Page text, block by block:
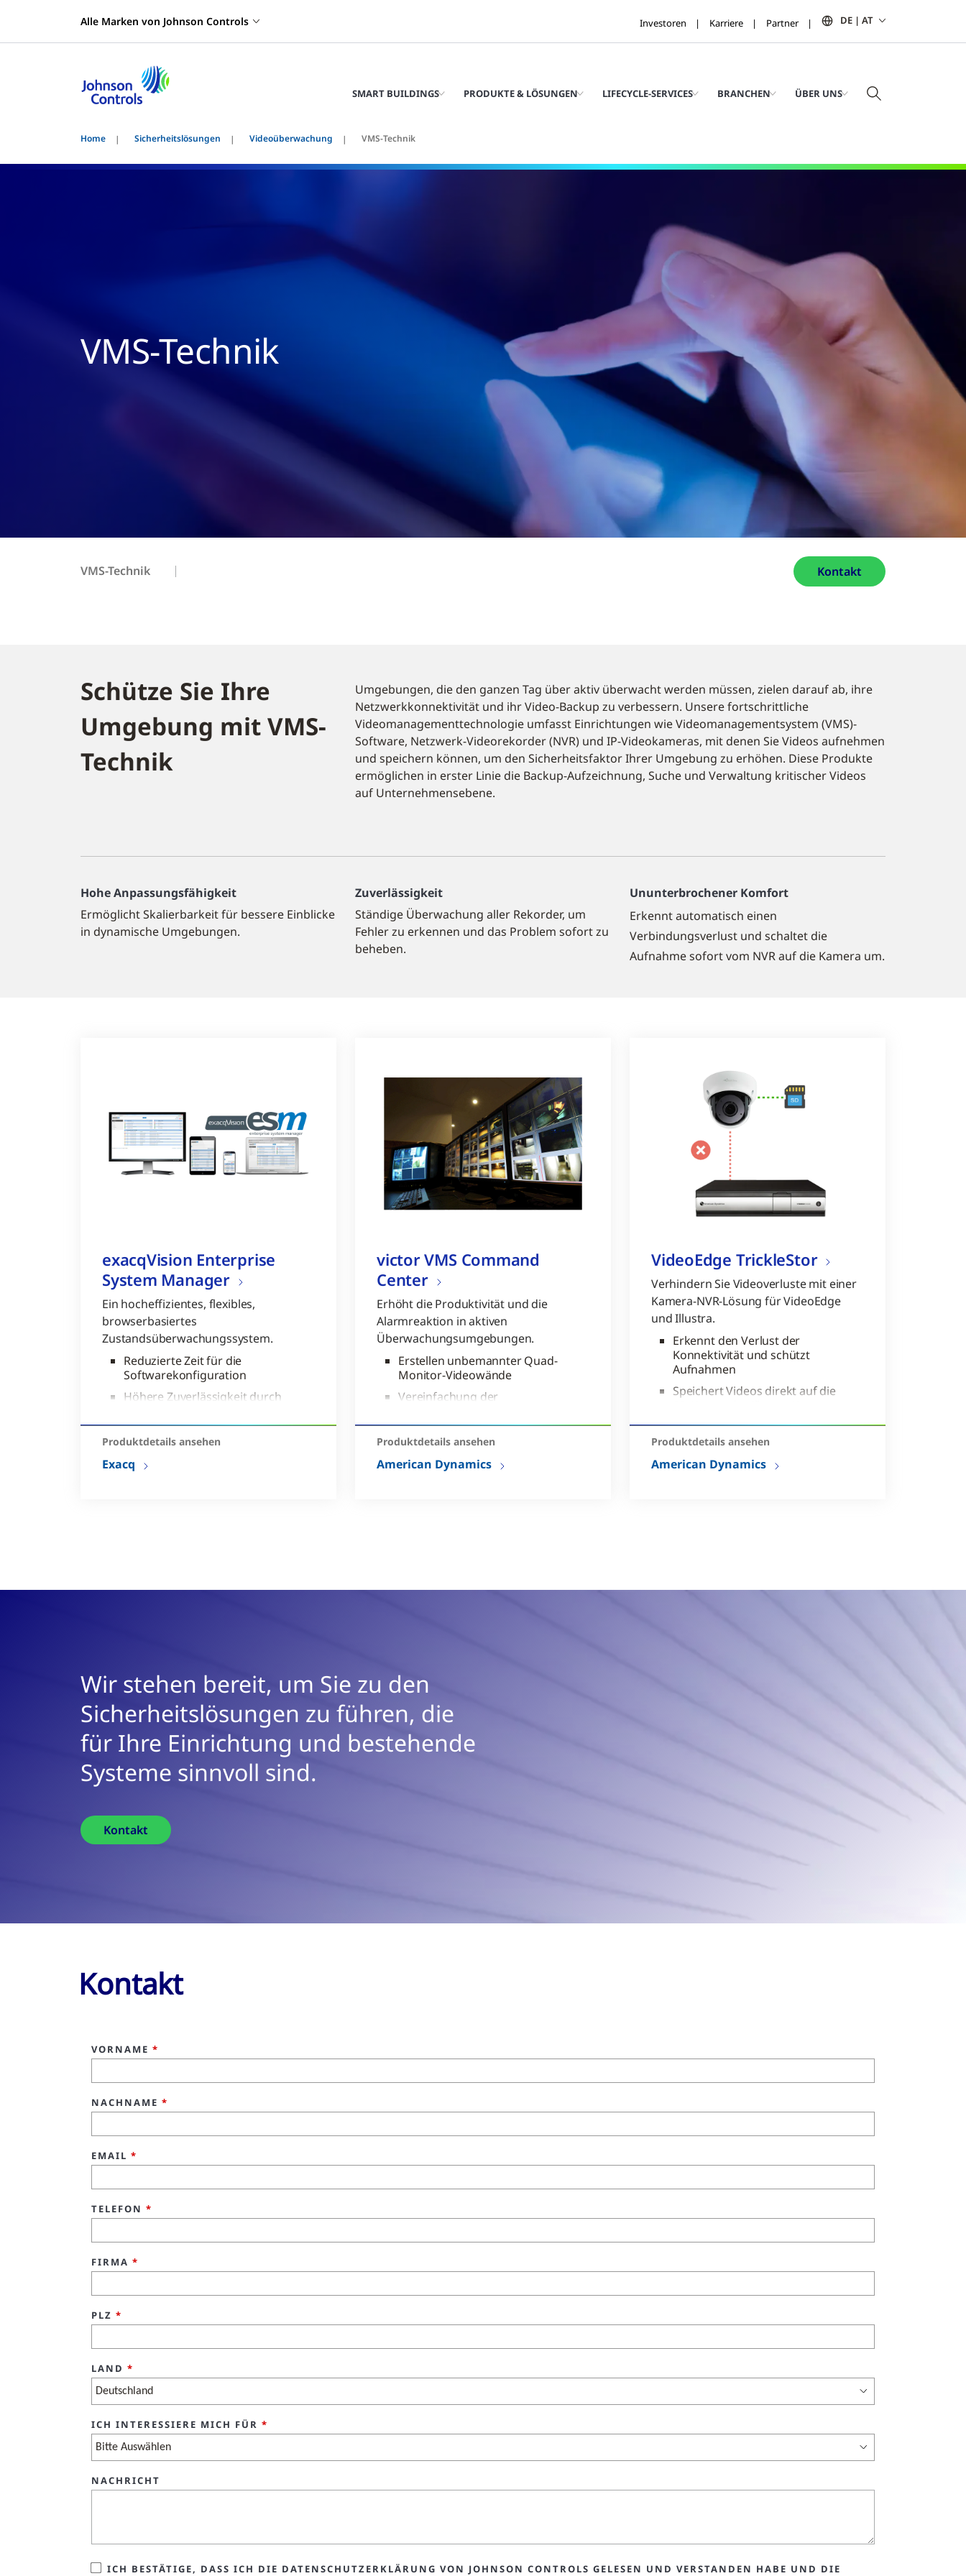
Alle Marken von Johnson Controls Investoren Karriere Partner DE | AT
SMART BUILDINGS PRODUKTE & LÖSUNGEN LIFECYCLE-SERVICES BRANCHEN ÜBER UNS
Home Sicherheitslösungen Videoüberwachung VMS-Technik
VMS-Technik
VMS-Technik Kontakt
Schütze Sie Ihre
Umgebung mit VMS-
Technik
Umgebungen, die den ganzen Tag über aktiv überwacht werden müssen, zielen darauf ab, ihre
Netzwerkkonnektivität und ihr Video-Backup zu verbessern. Unsere fortschrittliche
Videomanagementtechnologie umfasst Einrichtungen wie Videomanagementsystem (VMS)-
Software, Netzwerk-Videorekorder (NVR) und IP-Videokameras, mit denen Sie Videos aufnehmen
und speichern können, um den Sicherheitsfaktor Ihrer Umgebung zu erhöhen. Diese Produkte
ermöglichen in erster Linie die Backup-Aufzeichnung, Suche und Verwaltung kritischer Videos
auf Unternehmensebene.
Hohe Anpassungsfähigkeit
Ermöglicht Skalierbarkeit für bessere Einblicke
in dynamische Umgebungen.
Zuverlässigkeit
Ständige Überwachung aller Rekorder, um
Fehler zu erkennen und das Problem sofort zu
beheben.
Ununterbrochener Komfort
Erkennt automatisch einen
Verbindungsverlust und schaltet die
Aufnahme sofort vom NVR auf die Kamera um.
exacqVision Enterprise
System Manager
Ein hocheffizientes, flexibles,
browserbasiertes
Zustandsüberwachungssystem.
Reduzierte Zeit für die
Softwarekonfiguration
Höhere Zuverlässigkeit durch
Benachrichtigungen
Produktdetails ansehen
Exacq
victor VMS Command
Center
Erhöht die Produktivität und die
Alarmreaktion in aktiven
Überwachungsumgebungen.
Erstellen unbemannter Quad-
Monitor-Videowände
Vereinfachung der
victor Client-Bedienerstationen
Videos innerhalb des gesamten
victor-Ökosystems versenden
Produktdetails ansehen
American Dynamics
VideoEdge TrickleStor
Verhindern Sie Videoverluste mit einer
Kamera-NVR-Lösung für VideoEdge
und Illustra.
Erkennt den Verlust der
Konnektivität und schützt
Aufnahmen
Speichert Videos direkt auf die
Nahtlose Hinterlegung von
Videos in der
Produktdetails ansehen
American Dynamics
Wir stehen bereit, um Sie zu den
Sicherheitslösungen zu führen, die
für Ihre Einrichtung und bestehende
Systeme sinnvoll sind.
Kontakt
Kontakt
VORNAME *
NACHNAME *
EMAIL *
TELEFON *
FIRMA *
PLZ *
LAND *
ICH INTERESSIERE MICH FÜR *
NACHRICHT
ICH BESTÄTIGE, DASS ICH DIE DATENSCHUTZERKLÄRUNG VON JOHNSON CONTROLS GELESEN UND VERSTANDEN HABE UND DIE